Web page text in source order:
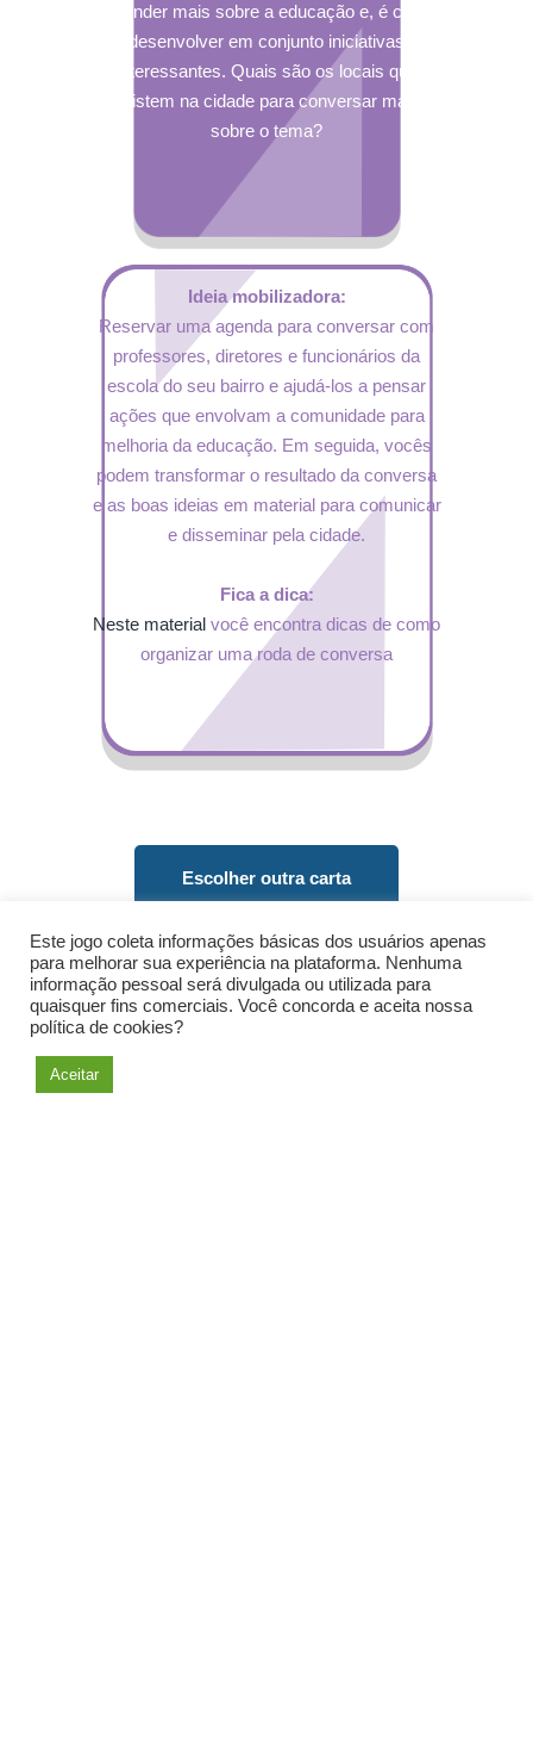
aprender mais sobre a educação e, é claro,
desenvolver em conjunto iniciativas
interessantes. Quais são os locais que
existem na cidade para conversar mais
sobre o tema?
Ideia mobilizadora:
Reservar uma agenda para conversar com
professores, diretores e funcionários da
escola do seu bairro e ajudá-los a pensar
ações que envolvam a comunidade para
melhoria da educação. Em seguida, vocês
podem transformar o resultado da conversa
e as boas ideias em material para comunicar
e disseminar pela cidade.
Fica a dica:
Neste material você encontra dicas de como
organizar uma roda de conversa
Escolher outra carta
Montar meu plano de ação
Este jogo coleta informações básicas dos usuários apenas
para melhorar sua experiência na plataforma. Nenhuma
informação pessoal será divulgada ou utilizada para
quaisquer fins comerciais. Você concorda e aceita nossa
política de cookies?
Aceitar